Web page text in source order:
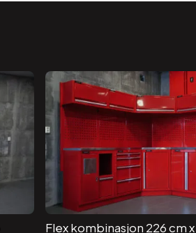
Flex kombinasjon 226 cm